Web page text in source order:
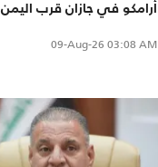
أرامكو في جازان قرب اليمن
09-Aug-26 03:08 AM